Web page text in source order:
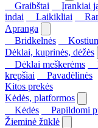
Graibštai
Įrankiai
indai
Laikikliai
Apranga
Bridkelnės
Dėklai, kuprinės, dėžės
Dėklai meškerėms
krepšiai
Pavadėlinės
Kitos prekės
Kėdės, platformos
Kėdės
Papildomi
Žieminė žūklė